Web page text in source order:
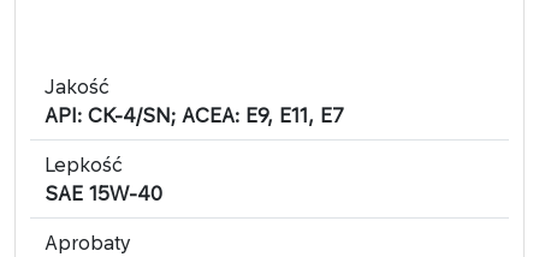
Jakość
API: CK-4/SN; ACEA: E9, E11, E7
Lepkość
SAE 15W-40
Aprobaty